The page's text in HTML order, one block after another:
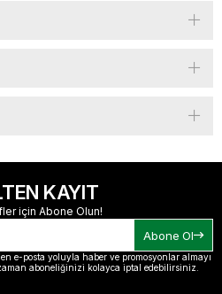
KAYIT
için Abone Olun!
Abone Ol
e-posta yoluyla haber ve promosyonlar almayı
aboneliğinizi kolayca iptal edebilirsiniz.